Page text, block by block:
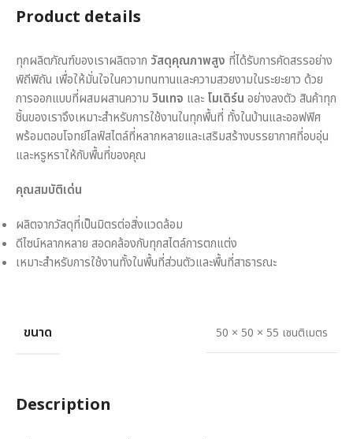
Product details
ทุกผลิตภัณฑ์ของเราผลิตจาก วัสดุคุณภาพสูง ที่ได้รับการคัดสรรอย่าง
พิถีพิถัน เพื่อให้มั่นใจในความทนทานและความสวยงามในระยะยาว ด้วย
การออกแบบที่ผสมผสานความ วินเทจ และ โมเดิร์น อย่างลงตัว สินค้าทุก
ชิ้นของเราจึงเหมาะสำหรับการใช้งานในทุกพื้นที่ ทั้งในบ้านและออฟฟิศ
พร้อมตอบโจทย์ไลฟ์สไตล์ที่หลากหลายและเสริมสร้างบรรยากาศที่อบอุ่น
และหรูหราให้กับพื้นที่ของคุณ
คุณสมบัติเด่น
ผลิตจากวัสดุที่เป็นมิตรต่อสิ่งแวดล้อม
ดีไซน์หลากหลาย สอดคล้องกับทุกสไตล์การตกแต่ง
เหมาะสำหรับการใช้งานทั้งในพื้นที่ส่วนตัวและพื้นที่สาธารณะ
ขนาด 50 × 50 × 55 เซนติเมตร
Description